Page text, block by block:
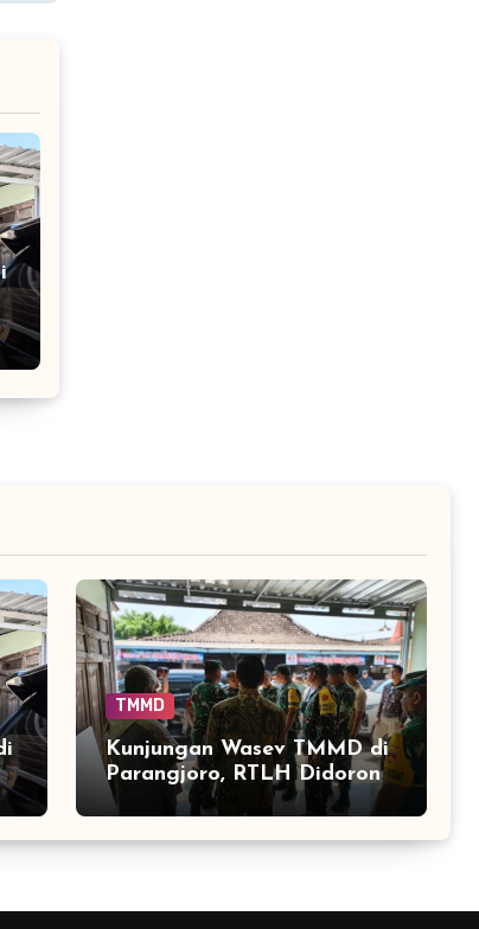
TMMD
Kunjungan Wasev TMMD di
Parangjoro, RTLH Didorong
Rampung Tepat Waktu